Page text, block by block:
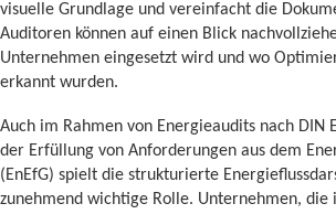
visuelle Grundlage und vereinfacht die
Auditoren können auf einen Blick
Unternehmen eingesetzt wird und wo
erkannt wurden.
Auch im Rahmen von Energieaudits nach DIN
der Erfüllung von Anforderungen aus dem
(EnEfG) spielt die strukturierte
zunehmend wichtige Rolle. Unternehmen,